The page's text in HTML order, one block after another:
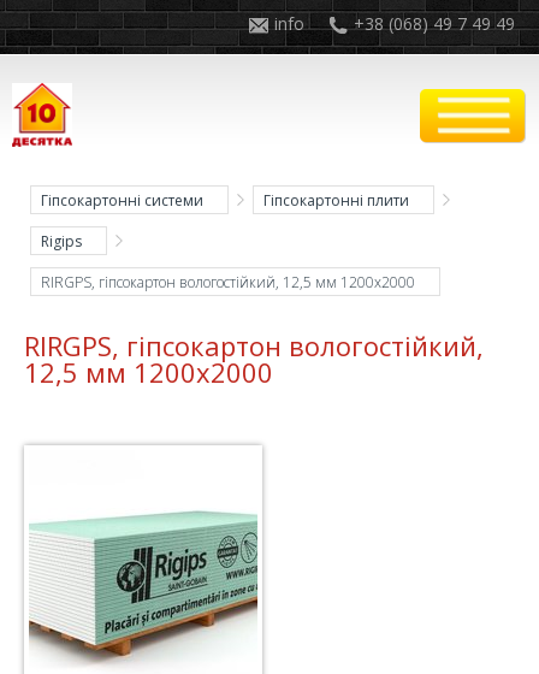
+38 (068) 49 7 49 49
info
Гіпсокартонні системи
Гіпсокартонні плити
Rigips
RIRGPS, гіпсокартон вологостійкий, 12,5 мм 1200x2000
RIRGPS, гіпсокартон вологостійкий,
12,5 мм 1200x2000